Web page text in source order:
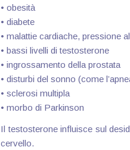
• obesità
• diabete
• malattie cardiache, pressione
• bassi livelli di testosterone
• ingrossamento della prostata
• disturbi del sonno (come
• sclerosi multipla
• morbo di Parkinson
Il testosterone influisce sul
cervello.